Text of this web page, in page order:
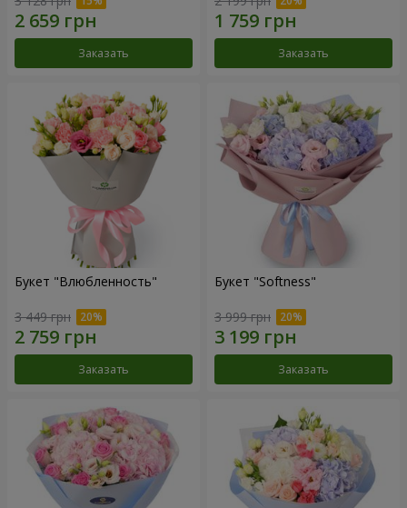
Заказать Заказать
Букет "Влюбленность"
3 449 грн
Заказать
Букет "Softness"
3 999 грн
Заказать